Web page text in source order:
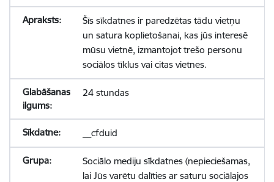
Šīs sīkdatnes ir paredzētas tādu vietņu
un satura koplietošanai, kas jūs interesē
mūsu vietnē, izmantojot trešo personu
sociālos tīklus vai citas vietnes.
24 stundas
__cfduid
Sociālo mediju sīkdatnes (nepieciešamas,
lai Jūs varētu dalīties ar saturu sociālajos